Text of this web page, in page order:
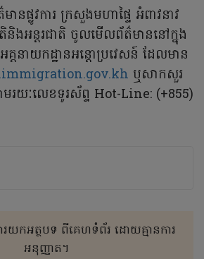
នផ្លូវការ ក្រសួងមហាផ្ទៃ អំពាវនាវ
ងអន្តរជាតិ ចូលមើលព័ត៌មាននៅក្នុង
គ្គនាយកដ្ឋានអន្តោប្រវេសន៍ ដែលមាន
ឬសាកសួរ
រយៈលេខទូរស័ព្ទ Hot-Line: (+855)
រយកអត្ថបទ ពីគេហទំព័រ ដោយគ្មានការ
អនុញ្ញាត។